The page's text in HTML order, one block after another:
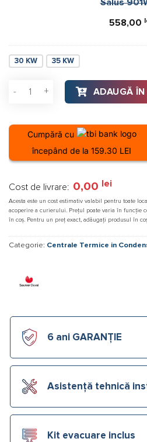
Salus
Salus
558,00
30 KW 35 KW
Cantitate Centrala termica
ADAUGĂ ÎN
Cumpără cu
începând de la 159.30 LEI
Cost de livrare: 0,00 lei
Acesta este un cost estimativ valabil pentru toate
acoperire a curierului. Prețul poate varia în funcție
în coș. Pentru un preț exact, adăugați produsul în
Categorie: Centrale Termice in
6 ani GARANȚIE
Asistență tehnică
Kit evacuare inclus